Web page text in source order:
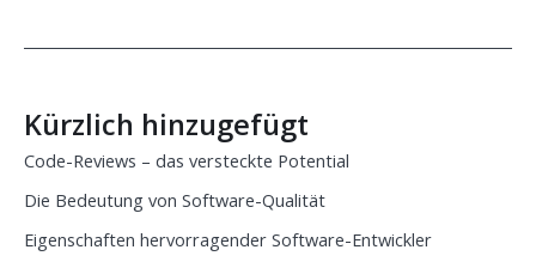
Agilität?
Kürzlich hinzugefügt
Code-Reviews – das versteckte Potential
Die Bedeutung von Software-Qualität
Eigenschaften hervorragender Software-Entwickler